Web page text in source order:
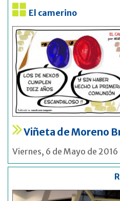
El camerino
Viñeta de Moreno
Viernes, 6 de Mayo de 2016